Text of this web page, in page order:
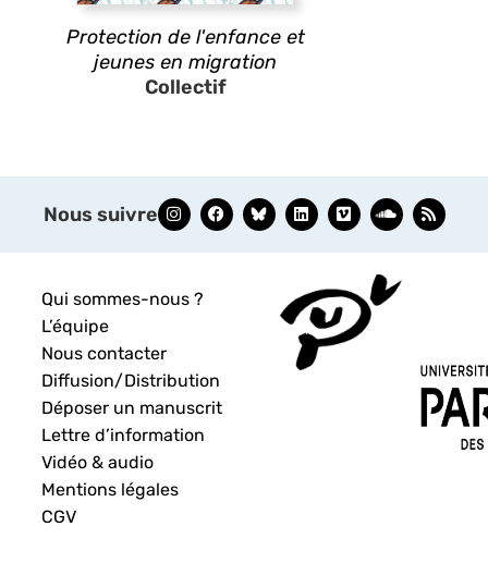
Protection de l'enfance et
jeunes en migration
Collectif
Nous suivre
Qui sommes-nous ?
L’équipe
Nous contacter
Diffusion/Distribution
Déposer un manuscrit
Lettre d’information
Vidéo & audio
Mentions légales
CGV